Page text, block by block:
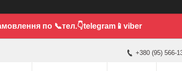
по 📞тел.👇telegram📱viber
+380 (95) 566-